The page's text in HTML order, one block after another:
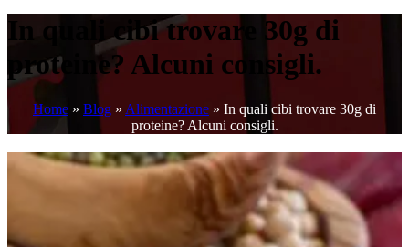
In quali cibi trovare 30g di
proteine? Alcuni consigli.
Home » Blog » Alimentazione » In quali cibi trovare 30g di
proteine? Alcuni consigli.